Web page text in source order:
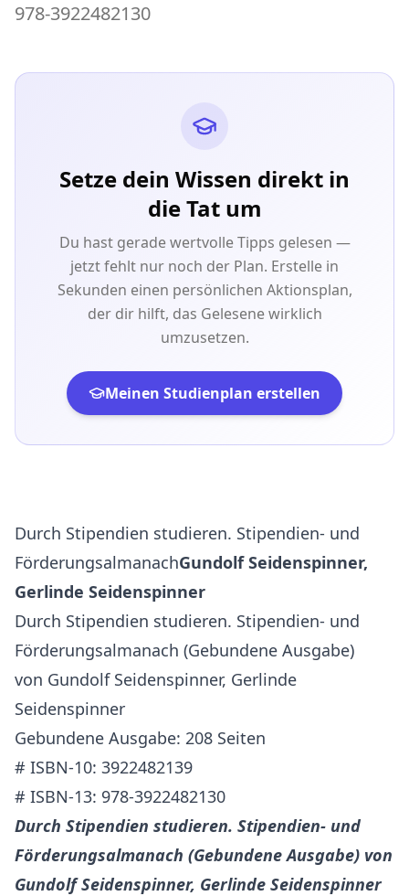
978-3922482130
Setze dein Wissen direkt in
die Tat um
Du hast gerade wertvolle Tipps gelesen —
jetzt fehlt nur noch der Plan. Erstelle in
Sekunden einen persönlichen Aktionsplan,
der dir hilft, das Gelesene wirklich
umzusetzen.
Meinen Studienplan erstellen
Durch Stipendien studieren. Stipendien- und
FörderungsalmanachGundolf Seidenspinner,
Gerlinde Seidenspinner
Durch Stipendien studieren. Stipendien- und
Förderungsalmanach (Gebundene Ausgabe)
von Gundolf Seidenspinner, Gerlinde
Seidenspinner
Gebundene Ausgabe: 208 Seiten
# ISBN-10: 3922482139
# ISBN-13: 978-3922482130
Durch Stipendien studieren. Stipendien- und
Förderungsalmanach (Gebundene Ausgabe) von
Gundolf Seidenspinner, Gerlinde Seidenspinner